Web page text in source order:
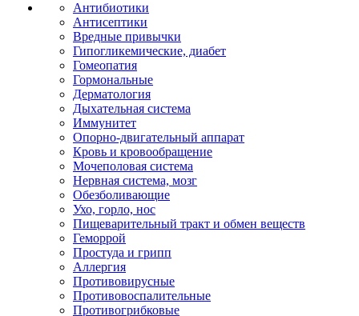
Антибиотики
Антисептики
Вредные привычки
Гипогликемические, диабет
Гомеопатия
Гормональные
Дерматология
Дыхательная система
Иммунитет
Опорно-двигательный аппарат
Кровь и кровообращение
Мочеполовая система
Нервная система, мозг
Обезболивающие
Ухо, горло, нос
Пищеварительный тракт и обмен веществ
Геморрой
Простуда и грипп
Аллергия
Противовирусные
Противовоспалительные
Противогрибковые